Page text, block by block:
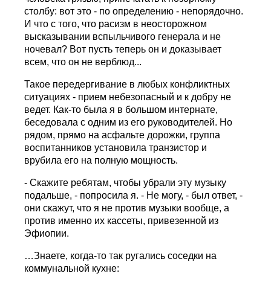
столбу: вот это - по определению - непорядочно.
И что с того, что расизм в неосторожном
высказывании вспыльчивого генерала и не
ночевал? Вот пусть теперь он и доказывает
всем, что он не верблюд...
Такое передергивание в любых конфликтных
ситуациях - прием небезопасный и к добру не
ведет. Как-то была я в большом интернате,
беседовала с одним из его руководителей. Но
рядом, прямо на асфальте дорожки, группа
воспитанников установила транзистор и
врубила его на полную мощность.
- Скажите ребятам, чтобы убрали эту музыку
подальше, - попросила я. - Не могу, - был ответ, -
они скажут, что я не против музыки вообще, а
против именно их кассеты, привезенной из
Эфиопии.
…Знаете, когда-то так ругались соседки на
коммунальной кухне: